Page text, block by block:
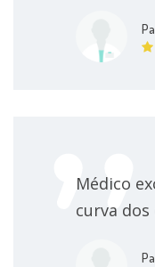
Médico
curva